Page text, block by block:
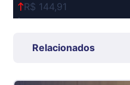
R$ 144,91
kg
Grande São Paulo (SP)
Relacionados